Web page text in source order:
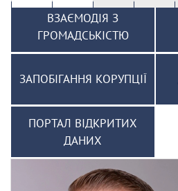
ВЗАЄМОДІЯ З
ГРОМАДСЬКІСТЮ
ЗАПОБІГАННЯ КОРУПЦІЇ
ПОРТАЛ ВІДКРИТИХ
ДАНИХ